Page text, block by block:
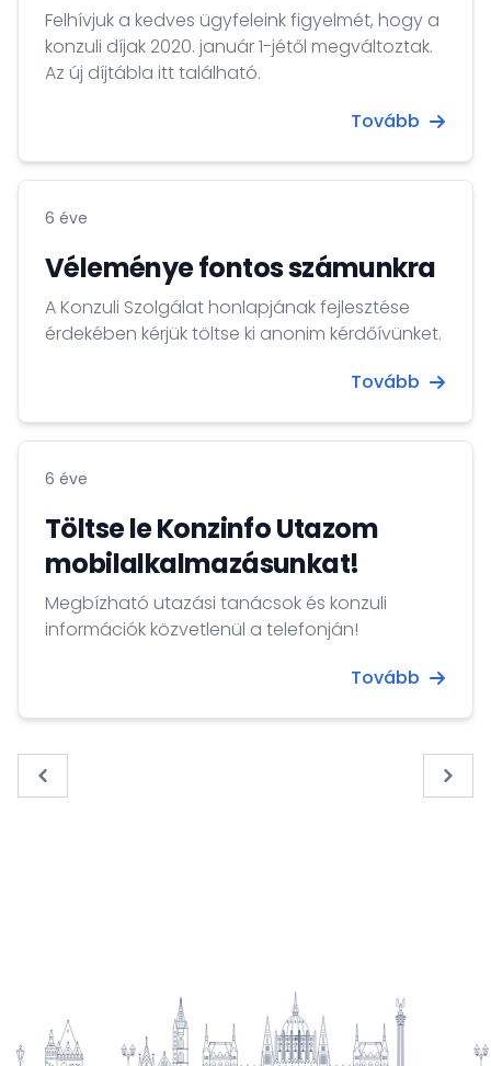
Felhívjuk a kedves ügyfeleink figyelmét, hogy a
konzuli díjak 2020. január 1-jétől megváltoztak.
Az új díjtábla itt található.
Tovább
6 éve
Véleménye fontos számunkra
A Konzuli Szolgálat honlapjának fejlesztése
érdekében kérjük töltse ki anonim kérdőívünket.
Tovább
6 éve
Töltse le Konzinfo Utazom
mobilalkalmazásunkat!
Megbízható utazási tanácsok és konzuli
információk közvetlenül a telefonján!
Tovább
« Previous Next